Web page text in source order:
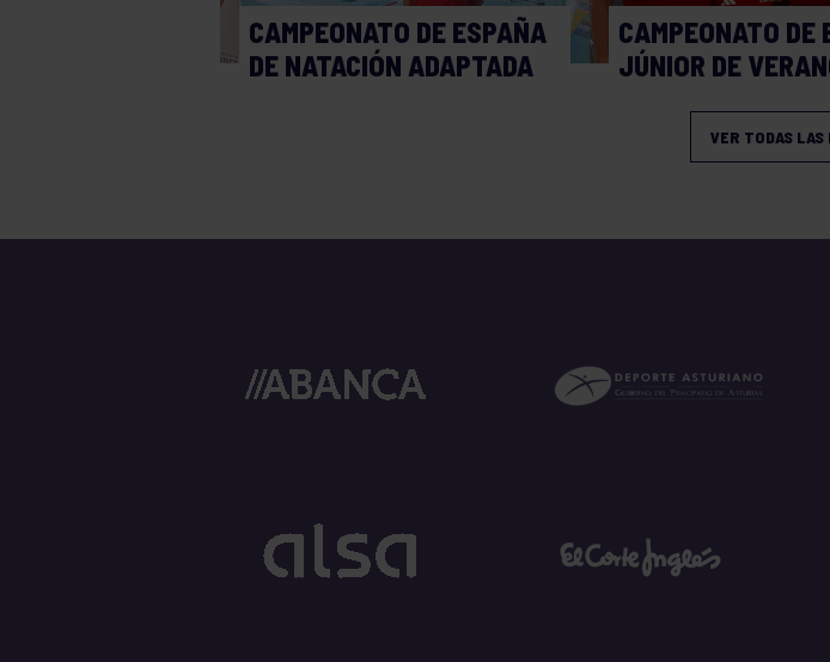
CAMPEONATO DE ESPAÑA
DE NATACIÓN ADAPTADA
CAMPEONATO DE
JÚNIOR DE
VER TODAS LAS